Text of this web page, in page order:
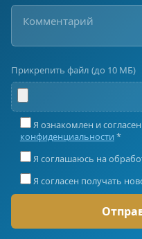
Прикрепить файл (до 10 МБ)
Я ознакомлен и
конфиденциальности *
Я соглашаюсь на
Я согласен получать